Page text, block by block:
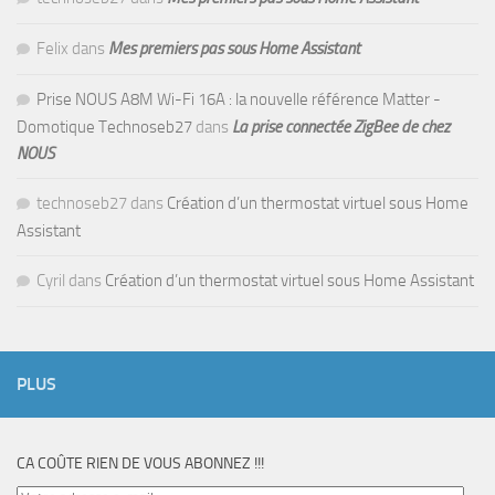
Felix dans Mes premiers pas sous Home Assistant
Prise NOUS A8M Wi-Fi 16A : la nouvelle référence Matter -
Domotique Technoseb27 dans La prise connectée ZigBee de chez
NOUS
technoseb27 dans Création d’un thermostat virtuel sous Home
Assistant
Cyril dans Création d’un thermostat virtuel sous Home Assistant
PLUS
CA COÛTE RIEN DE VOUS ABONNEZ !!!